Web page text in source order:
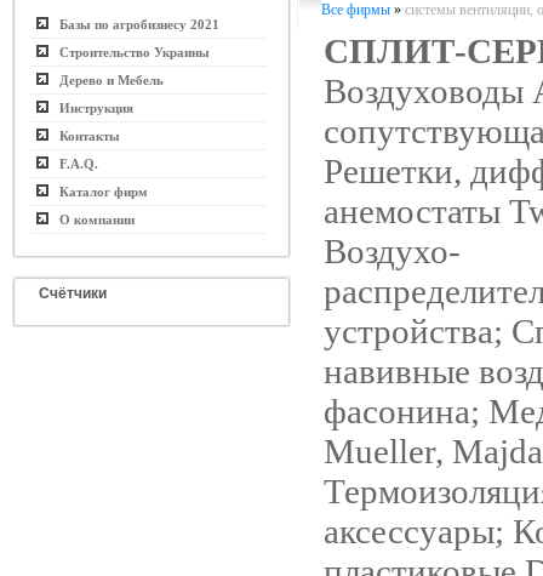
Базы по агробизнесу 2021
Строительство Украины
Дерево и Мебель
Инструкция
Контакты
F.A.Q.
Каталог фирм
О компании
Счётчики
Все фирмы » системы вентиляции,
СПЛИТ-
Воздуховоды
Решетки,
анемостаты
Воздухо-
уcтройства;
навивные
фасонина;
Mueller,
аксессуары;